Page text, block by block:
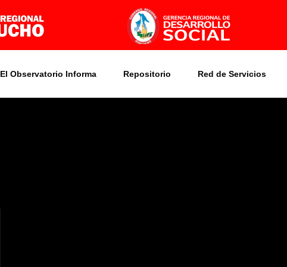
El Observatorio Informa Repositorio Red de Servicios